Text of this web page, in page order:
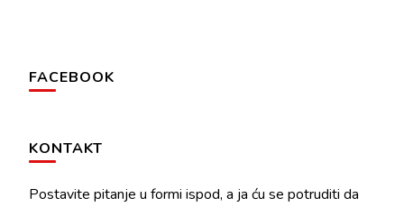
FACEBOOK
KONTAKT
Postavite pitanje u formi ispod, a ja ću se potruditi da